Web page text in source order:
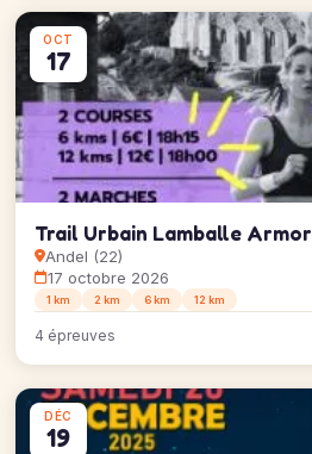
OCT
17
Trail Urbain Lamballe Armor
Andel (22)
17 octobre 2026
1 km 2 km 6 km 12 km
4 épreuves
DÉC
19